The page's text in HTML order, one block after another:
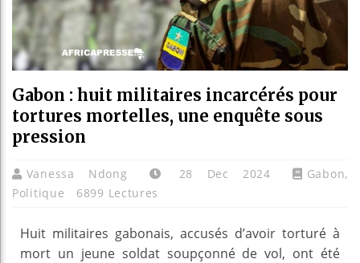
Gabon : huit militaires incarcérés pour
tortures mortelles, une enquête sous
pression
Vanessa Ndong 28 Dec 2024 Gabon,
Politique
6899 Lectures
Huit militaires gabonais, accusés d’avoir torturé à
mort un jeune soldat soupçonné de vol, ont été